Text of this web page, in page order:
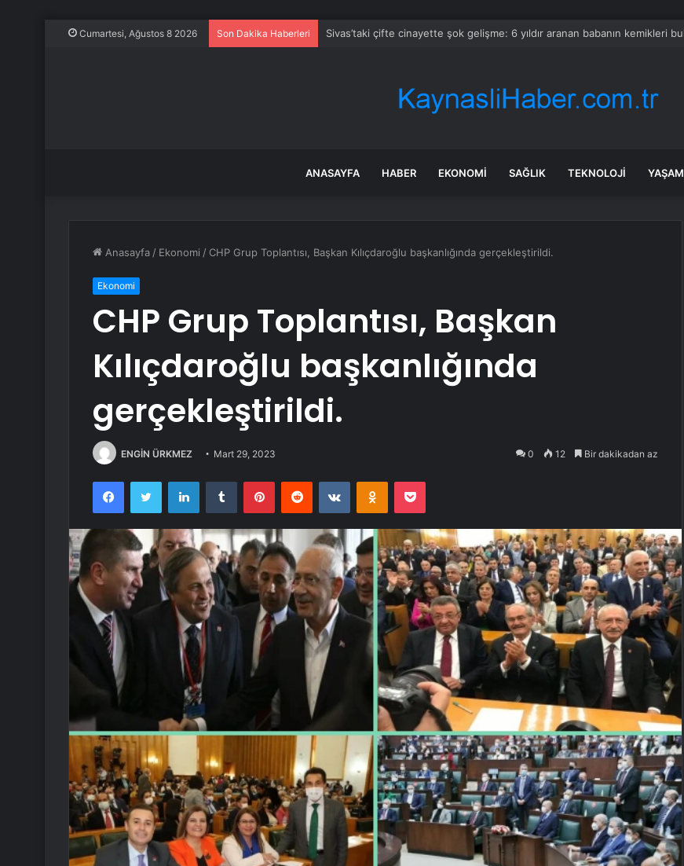
Cumartesi, Ağustos 8 2026 Son Dakika Haberleri Gözlük dünyasının dev markasında kardeşler miras için birbirine düştü
ANASAYFA HABER EKONOMI SAĞLIK TEKNOLOJI YAŞAM
Anasayfa / Ekonomi / CHP Grup Toplantısı, Başkan Kılıçdaroğlu başkanlığında gerçekleştirildi.
Ekonomi
CHP Grup Toplantısı, Başkan
Kılıçdaroğlu başkanlığında
gerçekleştirildi.
ENGİN ÜRKMEZ Mart 29, 2023 0 12 Bir dakikadan az
FacebookTwitter LinkedInTumblr PinterestReddit VKontakteOdnoklassniki
Pocket